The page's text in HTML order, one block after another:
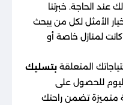
عند الحاجة. خبرتنا
الأمثل لكل من يبحث
لمنازل خاصة أو
المتعلقة بتسليك
للحصول على
متميزة تضمن راحتك